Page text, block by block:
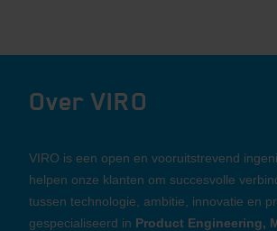
Over VIRO
VIRO is een open en vooruitstrevend
helpen onze klanten om succesvolle
tussen technologie, ambitie, innovatie en
gespecialiseerd in Product Engineering,